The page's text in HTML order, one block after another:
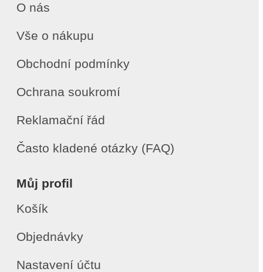
O nás
Vše o nákupu
Obchodní podmínky
Ochrana soukromí
Reklamační řád
Často kladené otázky (FAQ)
Můj profil
Košík
Objednávky
Nastavení účtu